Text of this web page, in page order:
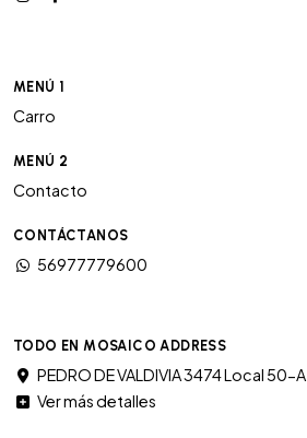
MENÚ 1
Carro
MENÚ 2
Contacto
CONTÁCTANOS
56977779600
TODO EN MOSAICO ADDRESS
PEDRO DE VALDIVIA 3474 Local 50-A
Ver más detalles